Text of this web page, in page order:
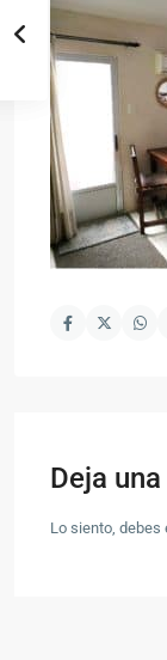
Deja
Lo siento, debes